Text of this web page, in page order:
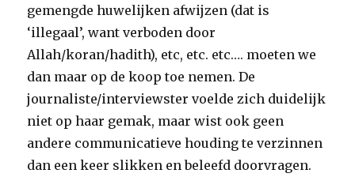
gemengde huwelijken afwijzen (dat is
‘illegaal’, want verboden door
Allah/koran/hadith), etc, etc. etc…. moeten we
dan maar op de koop toe nemen. De
journaliste/interviewster voelde zich duidelijk
niet op haar gemak, maar wist ook geen
andere communicatieve houding te verzinnen
dan een keer slikken en beleefd doorvragen.